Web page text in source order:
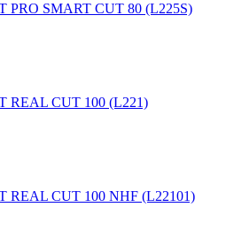
PRO SMART CUT 80 (L225S)
REAL CUT 100 (L221)
REAL CUT 100 NHF (L22101)